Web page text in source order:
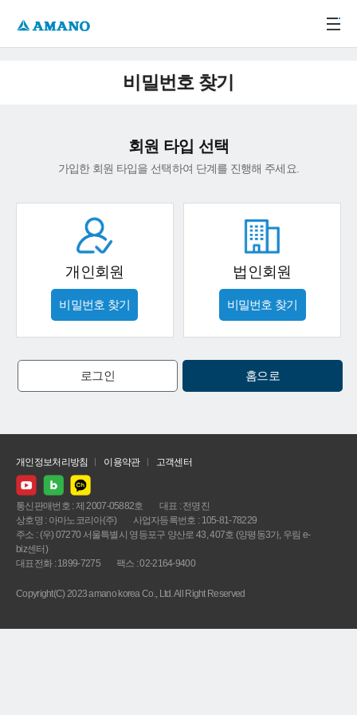
비밀번호 찾기
회원 타입 선택
가입한 회원 타입을 선택하여 단계를 진행해 주세요.
개인회원
비밀번호 찾기
법인회원
비밀번호 찾기
로그인 홈으로
개인정보처리방침 이용약관 고객센터
통신판매번호 : 제 2007-05882호
대표 : 전명진
상호명 : 아마노코리아(주)
사업자등록번호 : 105-81-78229
주소 : (우) 07270 서울특별시 영등포구 양산로 43, 407호 (양평동3가, 우림 e-
biz센터)
대표전화 : 1899-7275
팩스 : 02-2164-9400
Copyright(C) 2023 amano korea Co., Ltd. All Right Reserved